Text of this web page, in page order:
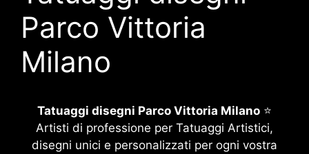
Parco Vittoria
Milano
Tatuaggi disegni Parco Vittoria Milano ⭐
Artisti di professione per Tatuaggi Artistici,
disegni unici e personalizzati per ogni vostra